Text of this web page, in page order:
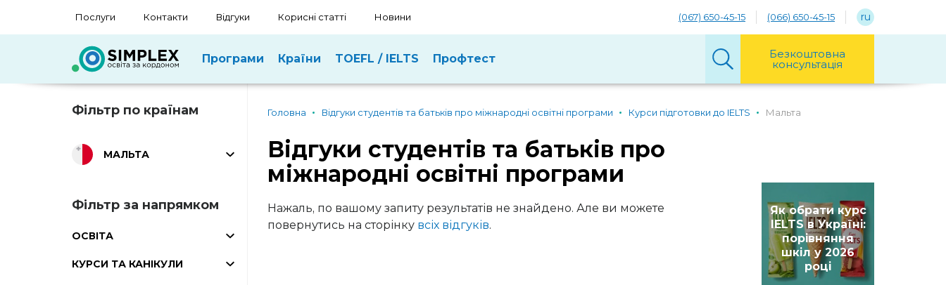
Послуги Контакти Відгуки Корисні статті Новини (067) 650-45-15 (066) 650-45-15 ru
Програми Країни TOEFL / IELTS Профтест Безкоштовна
консультація
Фільтр по країнам
МАЛЬТА
Фільтр за напрямком
ОСВІТА
КУРСИ ТА КАНІКУЛИ
Головна Відгуки студентів та батьків про міжнародні освітні програми Курси підготовки до IELTS Мальта
Відгуки студентів та батьків про
міжнародні освітні програми
Нажаль, по вашому запиту результатів не знайдено. Але ви можете
повернутись на сторінку всіх відгуків.
Як обрати курс
IELTS в Україні:
порівняння
шкіл у 2026
році